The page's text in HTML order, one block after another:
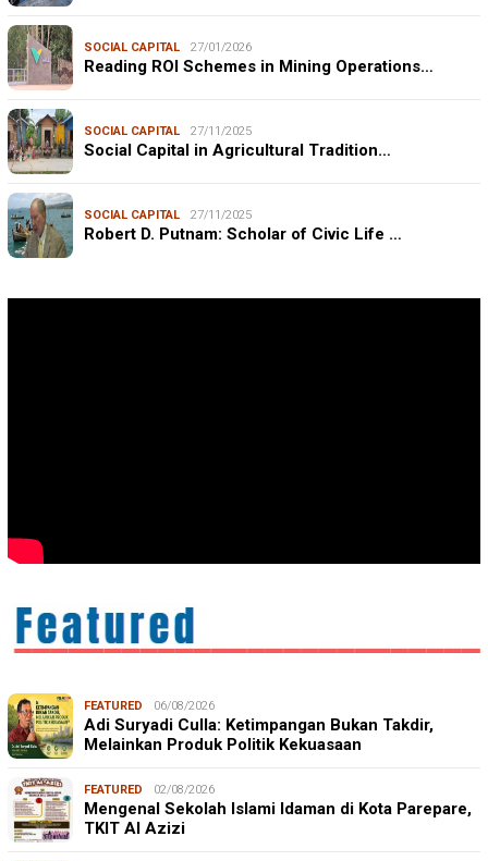
SOCIAL CAPITAL 27/01/2026
Reading ROI Schemes in Mining Operations…
SOCIAL CAPITAL 27/11/2025
Social Capital in Agricultural Tradition…
SOCIAL CAPITAL 27/11/2025
Robert D. Putnam: Scholar of Civic Life …
FEATURED 06/08/2026
Adi Suryadi Culla: Ketimpangan Bukan Takdir,
Melainkan Produk Politik Kekuasaan
FEATURED 02/08/2026
Mengenal Sekolah Islami Idaman di Kota Parepare,
TKIT Al Azizi